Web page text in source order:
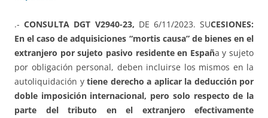
.-CONSULTA DGT V2940-23, DE 6/11/2023. SUCESIONES:
En el caso de adquisiciones “mortis causa” de bienes en el
extranjero por sujeto pasivo residente en España y sujeto
por obligación personal, deben incluirse los mismos en la
autoliquidación y tiene derecho a aplicar la deducción por
doble imposición internacional, pero solo respecto de la
parte del tributo en el extranjero efectivamente